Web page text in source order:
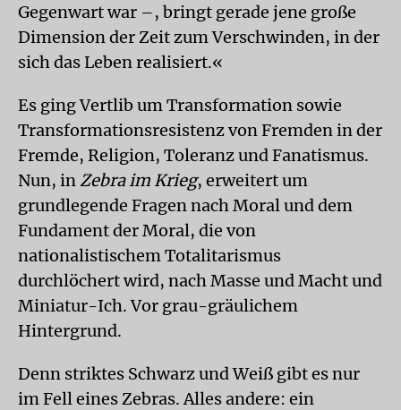
Gegenwart war –, bringt gerade jene große
Dimension der Zeit zum Verschwinden, in der
sich das Leben realisiert.«
Es ging Vertlib um Transformation sowie
Transformationsresistenz von Fremden in der
Fremde, Religion, Toleranz und Fanatismus.
Nun, in Zebra im Krieg, erweitert um
grundlegende Fragen nach Moral und dem
Fundament der Moral, die von
nationalistischem Totalitarismus
durchlöchert wird, nach Masse und Macht und
Miniatur-Ich. Vor grau-gräulichem
Hintergrund.
Denn striktes Schwarz und Weiß gibt es nur
im Fell eines Zebras. Alles andere: ein